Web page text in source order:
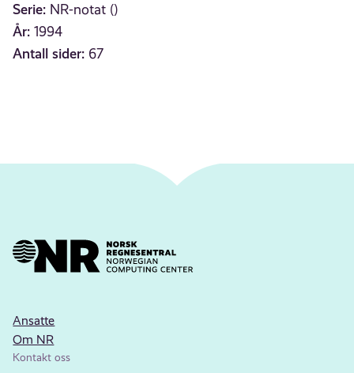
Serie: NR-notat ()
År: 1994
Antall sider: 67
Ansatte
Om NR
Kontakt oss